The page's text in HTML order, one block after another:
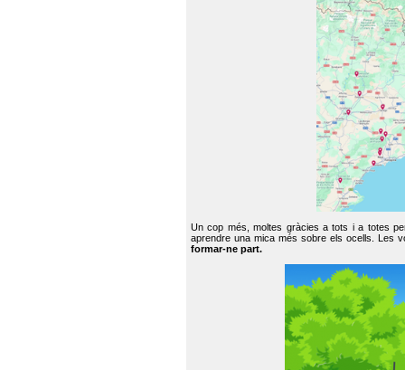
Un cop més, moltes gràcies a tots i a totes
aprendre una mica més sobre els ocells. Les
formar-ne part.